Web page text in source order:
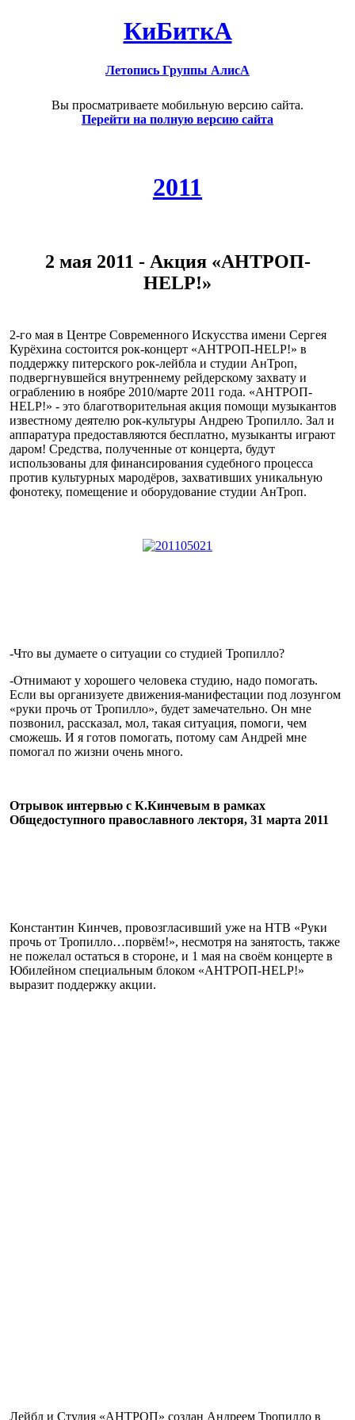
КиБиткА
Летопись Группы АлисА
Вы просматриваете мобильную версию сайта.
Перейти на полную версию сайта
2011
2 мая 2011 - Акция «АНТРОП-
HELP!»
2-го мая в Центре Современного Искусства имени Сергея
Курёхина состоится рок-концерт «АНТРОП-HELP!» в
поддержку питерского рок-лейбла и студии АнТроп,
подвергнувшейся внутреннему рейдерскому захвату и
ограблению в ноябре 2010/марте 2011 года. «АНТРОП-
HELP!» - это благотворительная акция помощи музыкантов
известному деятелю рок-культуры Андрею Тропилло. Зал и
аппаратура предоставляются бесплатно, музыканты играют
даром! Средства, полученные от концерта, будут
использованы для финансирования судебного процесса
против культурных мародёров, захвативших уникальную
фонотеку, помещение и оборудование студии АнТроп.
-Что вы думаете о ситуации со студией Тропилло?
-Отнимают у хорошего человека студию, надо помогать.
Если вы организуете движения-манифестации под лозунгом
«руки прочь от Тропилло», будет замечательно. Он мне
позвонил, рассказал, мол, такая ситуация, помоги, чем
сможешь. И я готов помогать, потому сам Андрей мне
помогал по жизни очень много.
Отрывок интервью с К.Кинчевым в рамках
Общедоступного православного лекторя, 31 марта 2011
Константин Кинчев, провозгласивший уже на НТВ «Руки
прочь от Тропилло…порвём!», несмотря на занятость, также
не пожелал остаться в стороне, и 1 мая на своём концерте в
Юбилейном специальным блоком «АНТРОП-HELP!»
выразит поддержку акции.
Лейбл и Студия «АНТРОП» создан Андреем Тропилло в